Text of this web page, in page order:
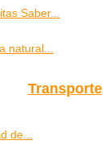
Saber...
natural...
Transporte
de...